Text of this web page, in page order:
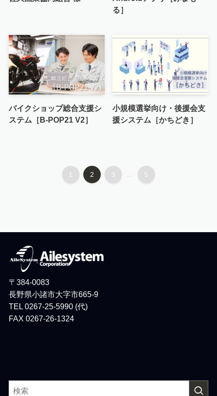
る］
バイクショップ総合支援シ
ステム［B-POP21 V2］
小規模選挙向け・後援会支
援システム［かちどき］
1 2 3 ... 5
〒384-0083
長野県小諸市大字市665-9
TEL 0267-25-5990 (代)
FAX 0267-26-1324